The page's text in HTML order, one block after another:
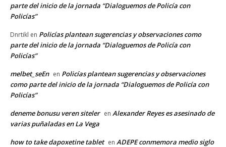
parte del inicio de la jornada “Dialoguemos de Policía con
Policías”
Dnrtikl en Policías plantean sugerencias y observaciones como
parte del inicio de la jornada “Dialoguemos de Policía con
Policías”
melbet_seEn en Policías plantean sugerencias y observaciones
como parte del inicio de la jornada “Dialoguemos de Policía con
Policías”
deneme bonusu veren siteler en Alexander Reyes es asesinado de
varias puñaladas en La Vega
how to take dapoxetine tablet en ADEPE conmemora medio siglo